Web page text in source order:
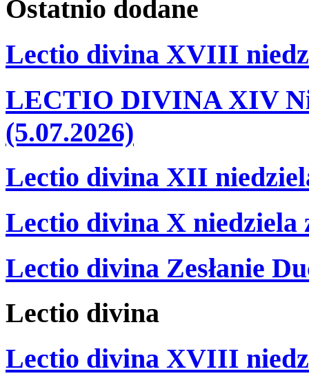
Ostatnio dodane
Lectio divina XVIII
LECTIO DIVINA XIV
(5.07.2026)
Lectio divina XII
Lectio divina X niedziela
Lectio divina Zesłanie
Lectio divina
Lectio divina XVIII